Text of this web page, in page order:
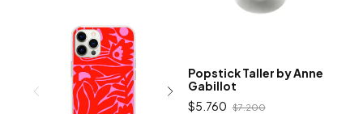
Popstick Taller by Anne
Gabillot
$5.760 $7.200